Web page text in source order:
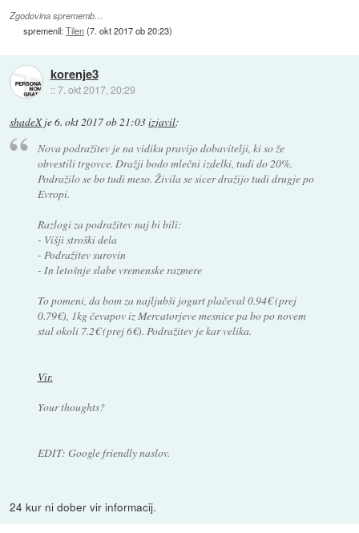
Zgodovina sprememb…
spremenil:Tilen(7. okt 2017 ob 20:23)
korenje3
::7. okt 2017, 20:29
shadeXje6. okt 2017 ob 21:03izjavil:
Nova podražitev je na vidiku pravijo dobavitelji, ki so že
obvestili trgovce. Dražji bodo mlečni izdelki, tudi do 20%.
Podražilo se bo tudi meso. Živila se sicer dražijo tudi drugje po
Evropi.
Razlogi za podražitev naj bi bili:
- Višji stroški dela
- Podražitev surovin
- In letošnje slabe vremenske razmere
To pomeni, da bom za najljubši jogurt plačeval 0.94€ (prej
0.79€), 1kg čevapov iz Mercatorjeve mesnice pa bo po novem
stal okoli 7.2€ (prej 6€). Podražitev je kar velika.
Vir.
Your thoughts?
EDIT: Google friendly naslov.
24 kur ni dober vir informacij.